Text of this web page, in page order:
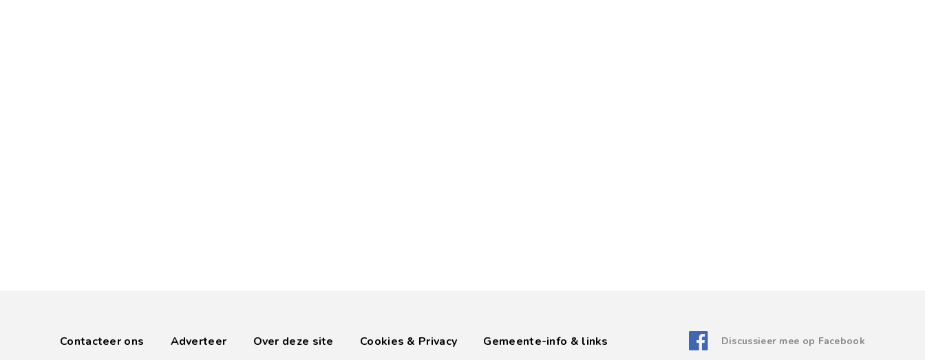
Contacteer ons Adverteer Over deze site Cookies & Privacy Gemeente-info & links Discussieer mee op Facebook